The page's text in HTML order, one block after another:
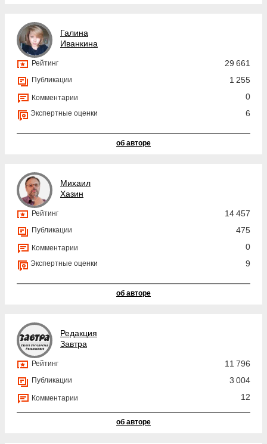
Галина
Иванкина
Рейтинг 29 661
Публикации 1 255
Комментарии 0
Экспертные оценки 6
об авторе
Михаил
Хазин
Рейтинг 14 457
Публикации 475
Комментарии 0
Экспертные оценки 9
об авторе
Редакция
Завтра
Рейтинг 11 796
Публикации 3 004
Комментарии 12
об авторе